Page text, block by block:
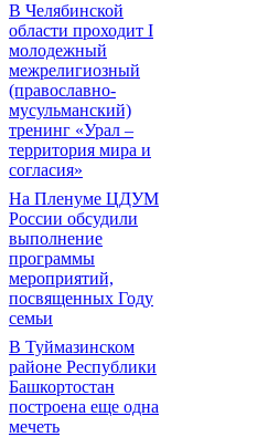
В Челябинской
области проходит I
молодежный
межрелигиозный
(православно-
мусульманский)
тренинг «Урал –
территория мира и
согласия»
На Пленуме ЦДУМ
России обсудили
выполнение
программы
мероприятий,
посвященных Году
семьи
В Туймазинском
районе Республики
Башкортостан
построена еще одна
мечеть